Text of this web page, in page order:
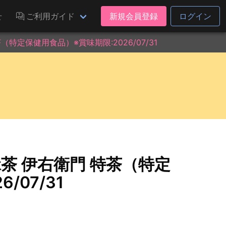
ご利用ガイド 新規会員登録 ログイン
特定保健用食品）※賞味期限:2026/07/31
伊右衛門 特茶（特定
07/31